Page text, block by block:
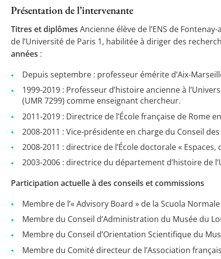
Présentation de l’intervenante
Titres et diplômesAncienne élève de l’ENS de
de l’Université de Paris 1, habilitée à diriger des
années :
Depuis septembre : professeur émérite d’Aix-
1999-2019 : Professeur d’histoire ancienne à
(UMR 7299) comme enseignant chercheur.
2011-2019 : Directrice de l’École française de Rome
2008-2011 : Vice-présidente en charge du Conseil
2008-2011 : directrice de l’École doctorale «
2003-2006 : directrice du département d’histoire de
Participation actuelle à des conseils et commissions
Membre de l’« Advisory Board » de la Scuola
Membre du Conseil d’Administration du Musée du
Membre du Conseil d’Orientation Scientifique du
Membre du Comité directeur de l’Association